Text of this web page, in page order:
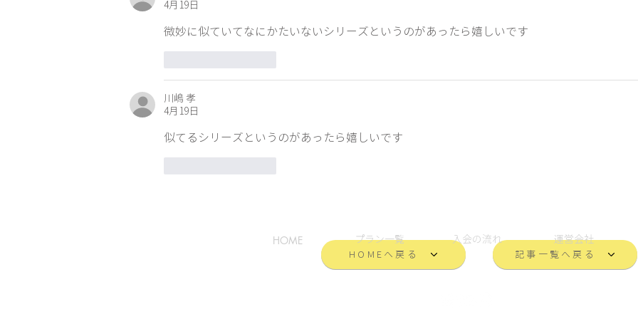
お知らせ
4月19日
微妙に似ていてなにかたいないシリーズというのがあったら嬉しいです
川嶋 孝
4月19日
似てるシリーズというのがあったら嬉しいです
HOMEへ戻る 記事一覧へ戻る
HOME プラン一覧 入会の流れ 運営会社